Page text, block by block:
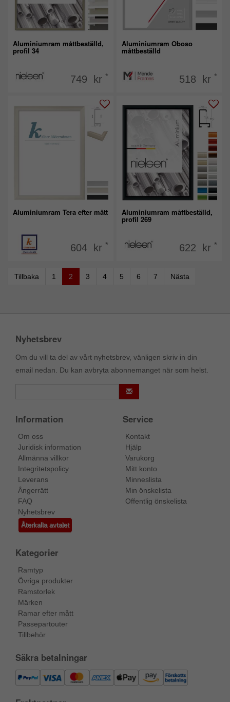
Aluminiumram måttbeställd,
profil 34
749 kr *
Aluminiumram Oboso
måttbeställd
518 kr *
Aluminiumram Tera efter mått
604 kr *
Aluminiumram måttbeställd,
profil 269
622 kr *
Tillbaka 1 2 3 4 5 6 7 Nästa
Nyhetsbrev
Om du vill ta del av vårt nyhetsbrev, vänligen skriv in din
email nedan. Du kan avbryta abonnemanget när som helst.
Information
Om oss
Juridisk information
Allmänna villkor
Integritetspolicy
Leverans
Ångerrätt
FAQ
Nyhetsbrev
Återkalla avtalet
Service
Kontakt
Hjälp
Varukorg
Mitt konto
Minneslista
Min önskelista
Offentlig önskelista
Kategorier
Ramtyp
Övriga produkter
Ramstorlek
Märken
Ramar efter mått
Passepartouter
Tillbehör
Säkra betalningar